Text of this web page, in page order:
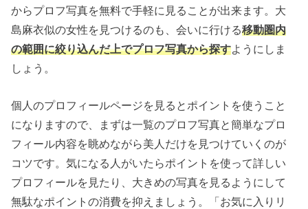
からプロフ写真を無料で手軽に見ることが出来ます。大
島麻衣似の女性を見つけるのも、会いに行ける移動圏内
の範囲に絞り込んだ上でプロフ写真から探すようにしま
しょう。
個人のプロフィールページを見るとポイントを使うこと
になりますので、まずは一覧のプロフ写真と簡単なプロ
フィール内容を眺めながら美人だけを見つけていくのが
コツです。気になる人がいたらポイントを使って詳しい
プロフィールを見たり、大きめの写真を見るようにして
無駄なポイントの消費を抑えましょう。「お気に入りリ